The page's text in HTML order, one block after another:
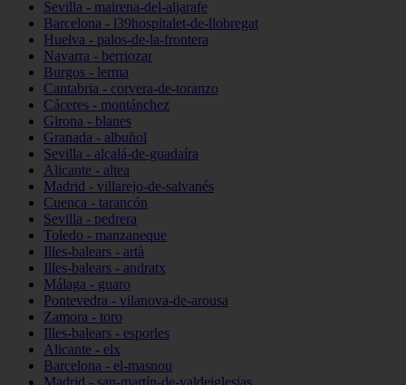
Sevilla - mairena-del-aljarafe
Barcelona - l39hospitalet-de-llobregat
Huelva - palos-de-la-frontera
Navarra - berriozar
Burgos - lerma
Cantabria - corvera-de-toranzo
Cáceres - montánchez
Girona - blanes
Granada - albuñol
Sevilla - alcalá-de-guadaíra
Alicante - altea
Madrid - villarejo-de-salvanés
Cuenca - tarancón
Sevilla - pedrera
Toledo - manzaneque
Illes-balears - artà
Illes-balears - andratx
Málaga - guaro
Pontevedra - vilanova-de-arousa
Zamora - toro
Illes-balears - esporles
Alicante - elx
Barcelona - el-masnou
Madrid - san-martín-de-valdeiglesias